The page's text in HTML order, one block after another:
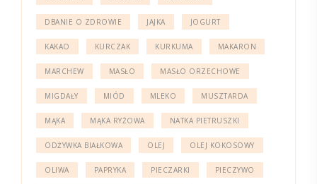
DBANIE O ZDROWIE JAJKA JOGURT
KAKAO KURCZAK KURKUMA MAKARON
MARCHEW MASŁO MASŁO ORZECHOWE
MIGDAŁY MIÓD MLEKO MUSZTARDA
MĄKA MĄKA RYŻOWA NATKA PIETRUSZKI
ODŻYWKA BIAŁKOWA OLEJ OLEJ KOKOSOWY
OLIWA PAPRYKA PIECZARKI PIECZYWO